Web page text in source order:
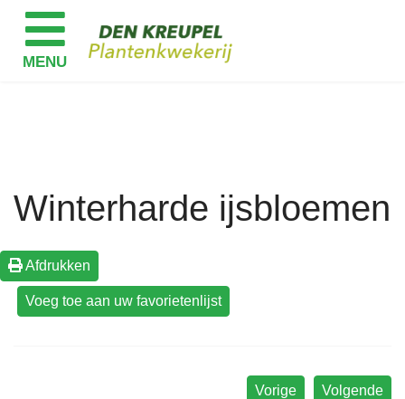
Winterharde ijsbloemen
Afdrukken
Volgende
Vorige